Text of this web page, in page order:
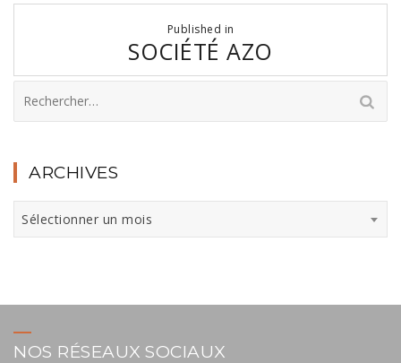
l’article
Published in
SOCIÉTÉ AZO
ARCHIVES
Sélectionner un mois
NOS RÉSEAUX SOCIAUX